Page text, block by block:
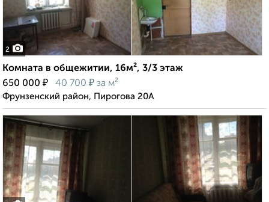
2
Комната в общежитии, 16м², 3/3 этаж
650 000 ₽ 40 700 ₽ за м²
Фрунзенский район, Пирогова 20А